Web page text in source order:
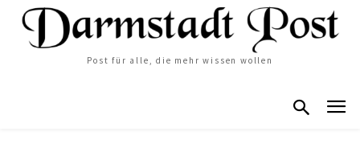
Post für alle, die mehr wissen wollen